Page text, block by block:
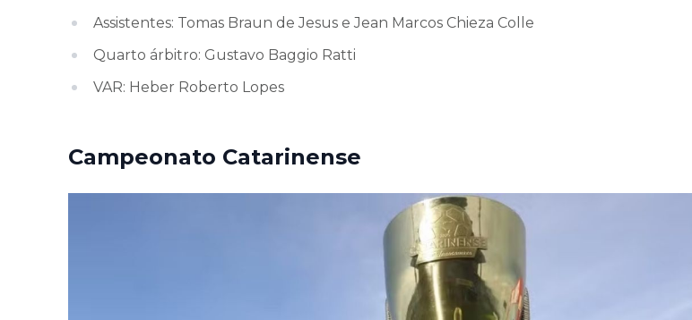
Assistentes: Tomas Braun de Jesus e Jean Marcos Chieza Colle
Quarto árbitro: Gustavo Baggio Ratti
VAR: Heber Roberto Lopes
Campeonato Catarinense